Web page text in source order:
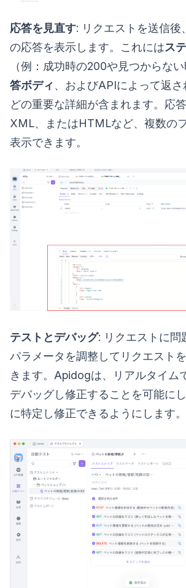
応答を見直す: リクエストを送信
の応答を表示します。これにはス
（例：成功時の200や見つからない
答ボディ、およびAPIによって返
どの重要な詳細が含まれます。応
XML、またはHTMLなど、複数の
表示できます。
テストとデバッグ: リクエストに問
パラメータを調整してリクエスト
きます。Apidogは、リアルタイム
デバッグし修正することを可能に
に特定し修正できるようにします。